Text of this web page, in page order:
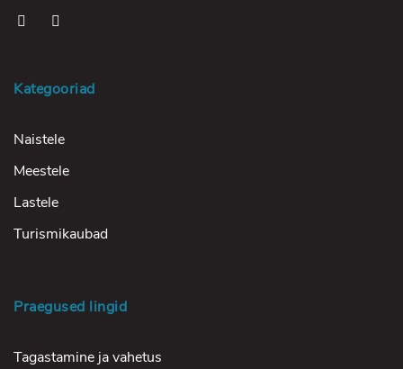
Kategooriad
Naistele
Meestele
Lastele
Turismikaubad
Praegused lingid
Tagastamine ja vahetus